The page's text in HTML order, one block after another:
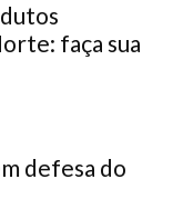
faça sua
defesa do